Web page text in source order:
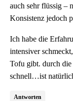
auch sehr flüssig –
Konsistenz jedoch
Ich habe die
intensiver
Tofu gibt. durch
schnell…ist
Antworten